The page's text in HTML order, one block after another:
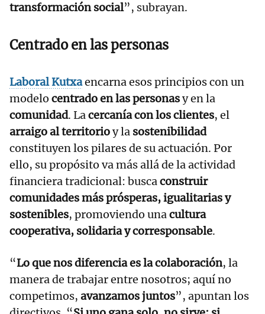
transformación social”, subrayan.
Centrado en las personas
Laboral Kutxaencarna esos principios con un
modelo centrado en las personasy en la
comunidad. Lacercanía con los clientes, el
arraigo al territorioy la sostenibilidad
constituyen los pilares de su actuación. Por
ello, su propósito va más allá de la actividad
financiera tradicional: buscaconstruir
comunidades más prósperas, igualitarias y
sostenibles, promoviendo unacultura
cooperativa, solidaria y corresponsable.
“Lo que nos diferencia es la colaboración, la
manera de trabajar entre nosotros; aquí no
competimos, avanzamos juntos”, apuntan los